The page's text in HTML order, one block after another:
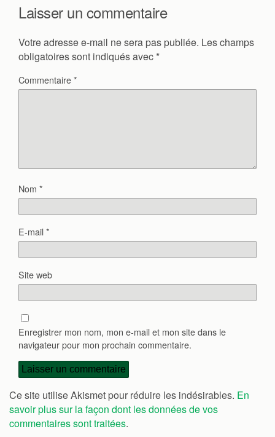
Laisser un commentaire
Votre adresse e-mail ne sera pas publiée. Les champs
obligatoires sont indiqués avec *
Commentaire*
Nom *
E-mail*
Site web
Enregistrer mon nom, mon e-mail et mon site dans le
navigateur pour mon prochain commentaire.
Ce site utilise Akismet pour réduire les indésirables. En
savoir plus sur la façon dont les données de vos
commentaires sont traitées.